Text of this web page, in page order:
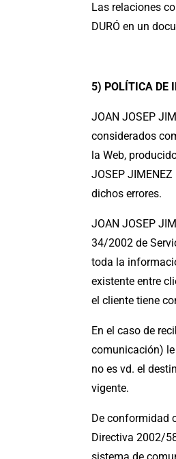
Las relaciones
DURÓ en un
5) POLÍTICA DE
JOAN JOSEP
considerados
la Web,
JOSEP
dichos errores.
JOAN JOSEP
34/2002 de
toda la
existente entre
el cliente tiene
En el caso de
comunicación)
no es vd. el
vigente.
De conformidad
Directiva 2002/